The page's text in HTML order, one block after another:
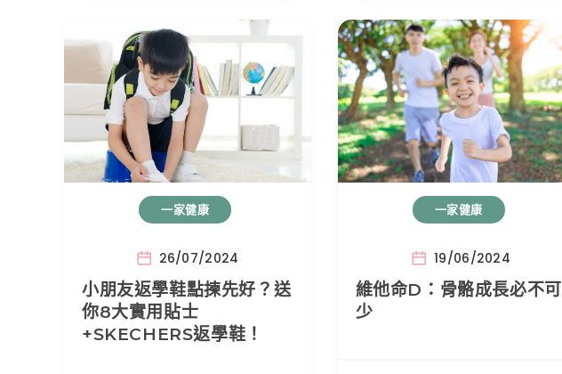
一家健康
26/07/2024
小朋友返學鞋點揀先好？送
你8大實用貼士
+SKECHERS返學鞋！
一家健康
19/06/2024
維他命D：骨骼成長必不可
少